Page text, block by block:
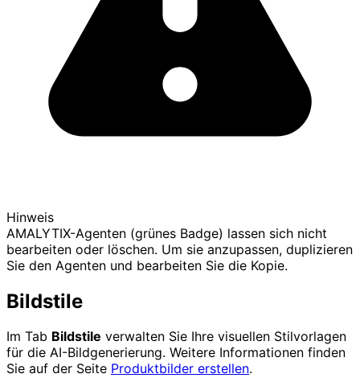
Hinweis
AMALYTIX-Agenten (grünes Badge) lassen sich nicht
bearbeiten oder löschen. Um sie anzupassen, duplizieren
Sie den Agenten und bearbeiten Sie die Kopie.
Bildstile
Im Tab Bildstile verwalten Sie Ihre visuellen Stilvorlagen
für die AI-Bildgenerierung. Weitere Informationen finden
Sie auf der Seite Produktbilder erstellen.